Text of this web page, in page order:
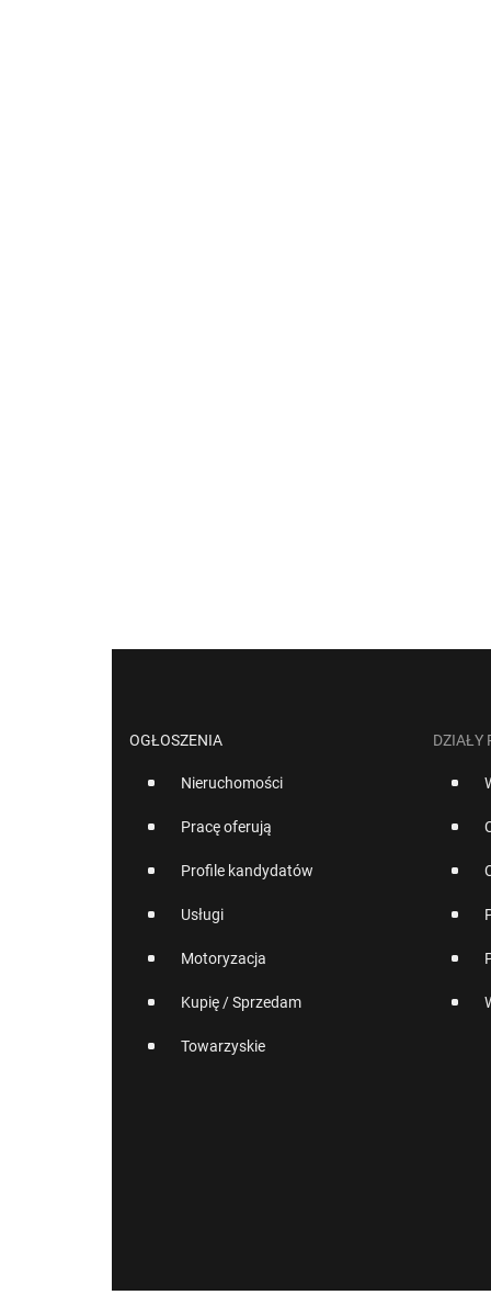
OGŁOSZENIA
Nieruchomości
Pracę oferują
Profile kandydatów
Usługi
Motoryzacja
Kupię / Sprzedam
Towarzyskie
DZIAŁY